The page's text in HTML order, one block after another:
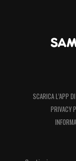
SCARICA L’APP
PRIVACY